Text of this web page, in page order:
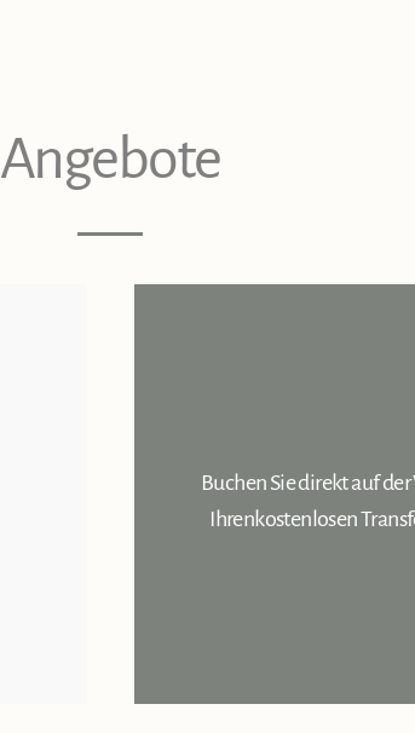
Angebote
Buchen Sie direkt auf
Ihrenkostenlosen